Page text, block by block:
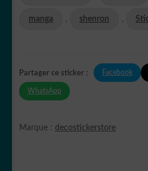
manga , shenron ,
Partager ce sticker : Facebook
WhatsApp
Marque : decostickerstore